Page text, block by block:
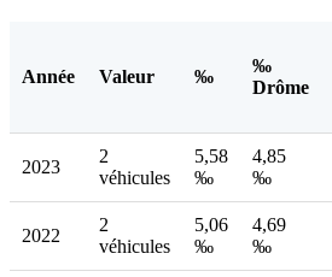
Année Valeur ‰
‰
Drôme
2023
2
véhicules
5,58
‰
4,85
‰
2022
2
véhicules
5,06
‰
4,69
‰